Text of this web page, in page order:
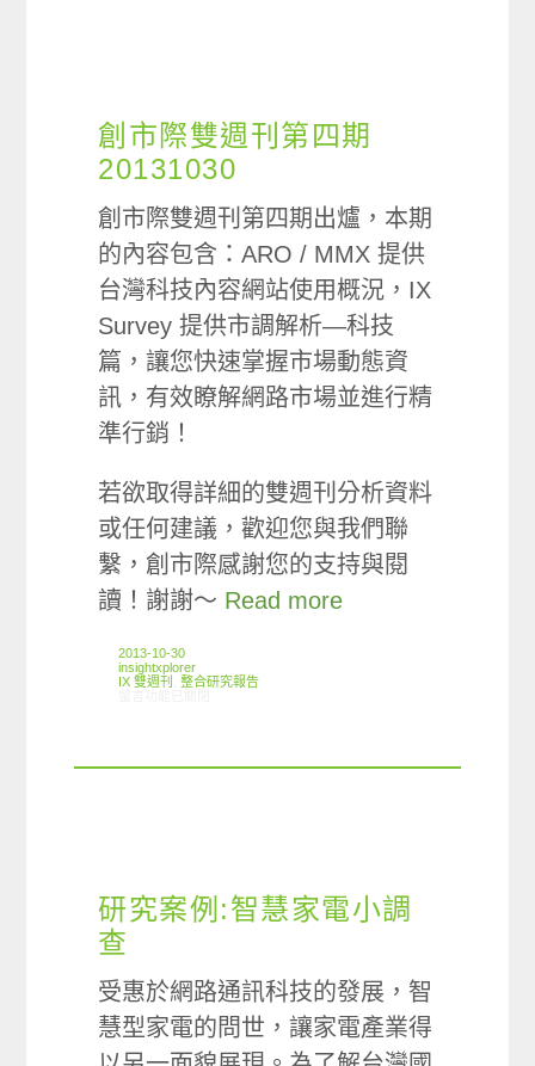
創市際雙週刊第四期
20131030
創市際雙週刊第四期出爐，本期
的內容包含：ARO / MMX 提供
台灣科技內容網站使用概況，IX
Survey 提供市調解析—科技
篇，讓您快速掌握市場動態資
訊，有效瞭解網路市場並進行精
準行銷！
若欲取得詳細的雙週刊分析資料
或任何建議，歡迎您與我們聯
繫，創市際感謝您的支持與閱
讀！謝謝～ Read more
2013-10-30
insightxplorer
IX 雙週刊
,整合研究報告
研究案例:智慧家電小調
查
受惠於網路通訊科技的發展，智
慧型家電的問世，讓家電產業得